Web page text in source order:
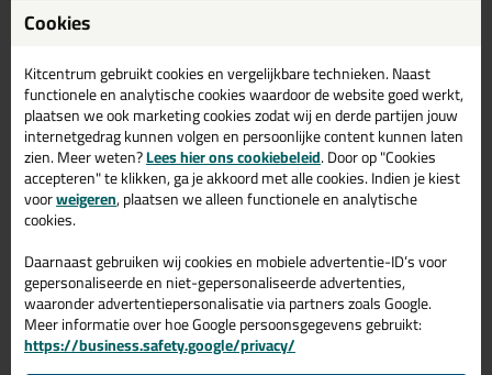
Omschrijving
Ottoseal S110 400ml in
RAL 9001 C9001
Zoek je kit in een specifieke kleur? Gevonden! Deze ottoseal
sanitairkit Ottoseal S110 400ml in de kleur RAL 9001 C9001 is te
gebruiken voor verschillende toepassingen. Een duurzame en
veelzijdige kit welke makkelijk te verwerken is. Perfect als je een
bijpassende kleur zoekt met gegarandeerd een topresultaat.
Bestel de Ottoseal S110 400ml in kleur RAL 9001 C9001
vandaag nog! Op voorraad en op werkdagen besteld = morgen in
huis.
Wil je meer weten over de toepassing en kenmerken van dit
product?Lees alles over dit product >
Cookies
Kitcentrum gebruikt cookies en vergelijkbare technieken. Naast
functionele en analytische cookies waardoor de website goed werkt,
plaatsen we ook marketing cookies zodat wij en derde partijen jouw
internetgedrag kunnen volgen en persoonlijke content kunnen laten
zien. Meer weten?Lees hier ons cookiebeleid. Door op "Cookies
accepteren" te klikken, ga je akkoord met alle cookies. Indien je kiest
voorweigeren, plaatsen we alleen functionele en analytische
cookies.
Daarnaast gebruiken wij cookies en mobiele advertentie-ID’s voor
gepersonaliseerde en niet-gepersonaliseerde advertenties,
waaronder advertentiepersonalisatie via partners zoals Google.
Meer informatie over hoe Google persoonsgegevens gebruikt:
https://business.safety.google/privacy/